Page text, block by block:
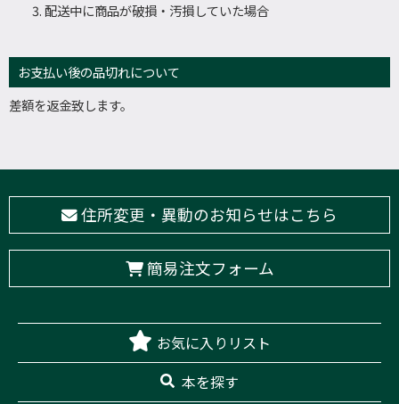
配送中に商品が破損・汚損していた場合
お支払い後の品切れについて
差額を返金致します。
住所変更・異動のお知らせはこちら
簡易注文フォーム
お気に入りリスト
本を探す